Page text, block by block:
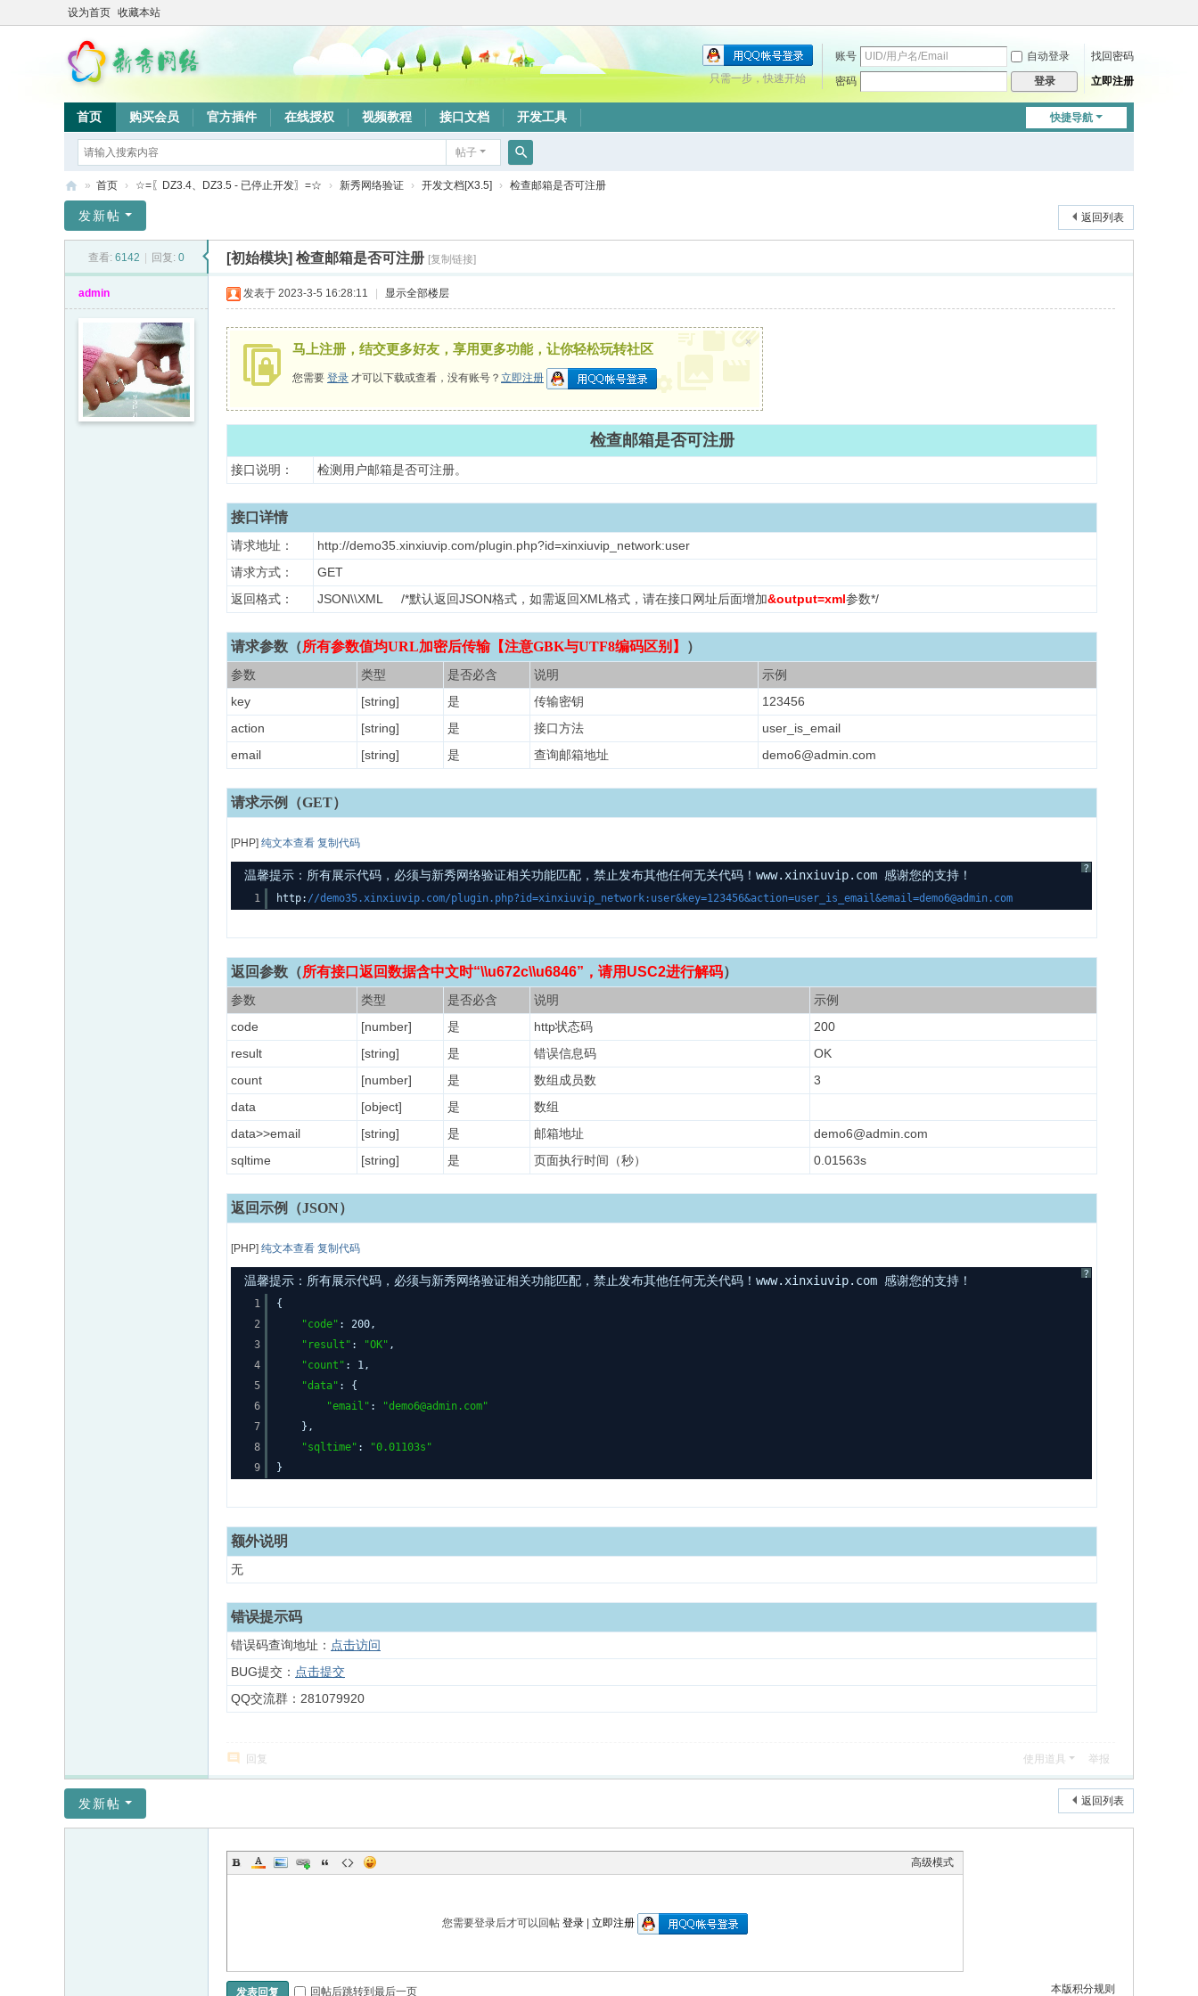
设为首页 收藏本站
账号 自动登录
找回密码
密码
登录 立即注册
只需一步，快速开始
快捷导航
首页 购买会员 官方插件 在线授权 视频教程 接口文档 开发工具
帖子
搜
秀
» 首页 › ☆=〖DZ3.4、DZ3.5 - 已停止开发〗=☆ › 新秀网络验证 › 开发文档[X3.5] › 检查邮箱是否可注册
返回列表
发新帖
查看: 6142 回复: 0 [初始模块] 检查邮箱是否可注册 [复制链接]
admin 发表于 2023-3-5 16:28:11 显示全部楼层
马上注册，结交更多好友，享用更多功能，让你轻松玩转社区
您需要 登录 才可以下载或查看，没有账号？ 立即注册
×
检查邮箱是否可注册
接口说明： 检测用户邮箱是否可注册。
接口详情
请求地址：
http://demo35.xinxiuvip.com/plugin.php?id=xinxiuvip_network:user
请求方式：
GET
返回格式：
JSON\\XML /*默认返回JSON格式，如需返回XML格式，请在接口网址后面增加&output=xml参数*/
请求参数（所有参数值均URL加密后传输【注意GBK与UTF8编码区别】 ）
参数 类型 是否必含 说明
示例
key
[string] 是 传输密钥
123456
action
[string] 是 接口方法
user_is_email
email
[string] 是 查询邮箱地址 demo6@admin.com
请求示例（GET）
[PHP] 纯文本查看 复制代码
?
温馨提示：所有展示代码，必须与新秀网络验证相关功能匹配，禁止发布其他任何无关代码！www.xinxiuvip.com 感谢您的支持！
1 http: //demo35.xinxiuvip.com/plugin.php?id=xinxiuvip_network:user&key=123456&action=user_is_email&email=demo6@admin.com
返回参数 （所有接口返回数据含中文时“\\u672c\\u6846”，请用USC2进行解码）
参数 类型 是否必含 说明
示例
code
[number] 是 http状态码
200
result
[string] 是 错误信息码
OK
count
[number] 是 数组成员数
3
data
[object] 是
数组
data>>email
[string] 是 邮箱地址
demo6@admin.com
sqltime
[string] 是 页面执行时间（秒） 0.01563s
返回示例（JSON）
[PHP] 纯文本查看 复制代码
?
温馨提示：所有展示代码，必须与新秀网络验证相关功能匹配，禁止发布其他任何无关代码！www.xinxiuvip.com 感谢您的支持！
1
2
3
4
5
6
7
8
9
{
"code" : 200,
"result" : "OK" ,
"count" : 1,
"data" : {
"email" :
"demo6@admin.com"
},
"sqltime" :
"0.01103s"
}
额外说明
无
错误提示码
错误码查询地址： 点击访问
BUG提交： 点击提交
QQ交流群：281079920
回复 使用道具 举报
返回列表
发新帖
高级模式
您需要登录后才可以回帖 登录 立即注册
本版积分规则
发表回复 回帖后跳转到最后一页